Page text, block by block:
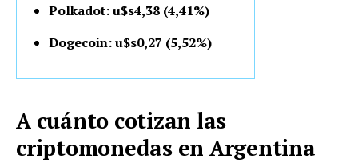
Polkadot: u$s4,38 (4,41%)
Dogecoin: u$s0,27 (5,52%)
A cuánto cotizan las
criptomonedas en Argentina